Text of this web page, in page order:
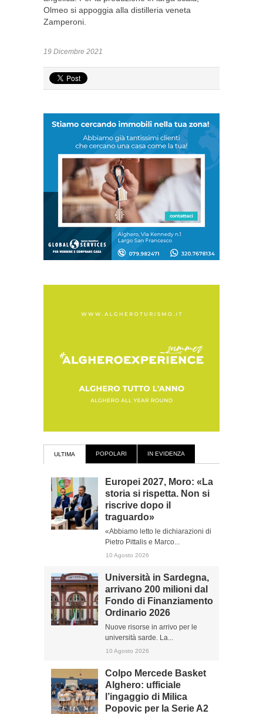
Olmeo si appoggia alla distilleria veneta
Zamperoni.
19 Dicembre 2021
ULTIMA POPOLARI IN EVIDENZA
Europei 2027, Moro: «La
storia si rispetta. Non si
riscrive dopo il
traguardo»
«Abbiamo letto le dichiarazioni di
Pietro Pittalis e Marco...
10 Agosto 2026
Università in Sardegna,
arrivano 200 milioni dal
Fondo di Finanziamento
Ordinario 2026
Nuove risorse in arrivo per le
università sarde. La...
10 Agosto 2026
Colpo Mercede Basket
Alghero: ufficiale
l’ingaggio di Milica
Popovic per la Serie A2